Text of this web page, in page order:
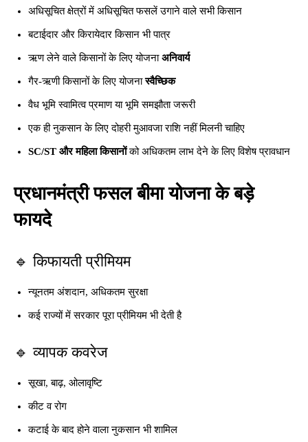
अधिसूचित क्षेत्रों में अधिसूचित फसलें उगाने वाले सभी किसान
बटाईदार और किरायेदार किसान भी पात्र
ऋण लेने वाले किसानों के लिए योजनाअनिवार्य
गैर-ऋणी किसानों के लिए योजनास्वैच्छिक
वैध भूमि स्वामित्व प्रमाण या भूमि समझौता जरूरी
एक ही नुकसान के लिए दोहरी मुआवजा राशि नहीं मिलनी चाहिए
SC/ST और महिला किसानोंको अधिकतम लाभ देने के लिए विशेष प्रावधान
प्रधानमंत्री फसल बीमा योजना के बड़े
फायदे
🔹 किफायती प्रीमियम
न्यूनतम अंशदान, अधिकतम सुरक्षा
कई राज्यों में सरकार पूरा प्रीमियम भी देती है
🔹 व्यापक कवरेज
सूखा, बाढ़, ओलावृष्टि
कीट व रोग
कटाई के बाद होने वाला नुकसान भी शामिल